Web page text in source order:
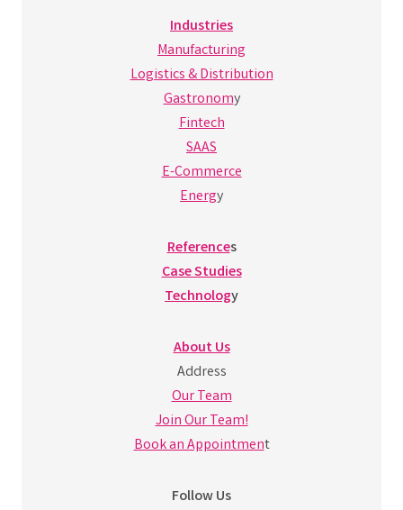
Industries
Manufacturing
Logistics & Distribution
Gastronomy
Fintech
SAAS
E-Commerce
Energy
References
Case Studies
Technology
About Us
Address
Our Team
Join Our Team!
Book an Appointment
Follow Us